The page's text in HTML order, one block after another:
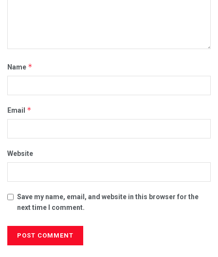
Name *
Email *
Website
Save my name, email, and website in this browser for the
next time I comment.